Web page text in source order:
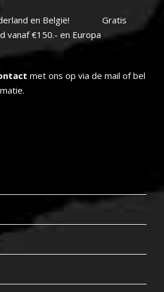
en België! Gratis
vanaf €150.- en Europa
met ons op via de mail of bel